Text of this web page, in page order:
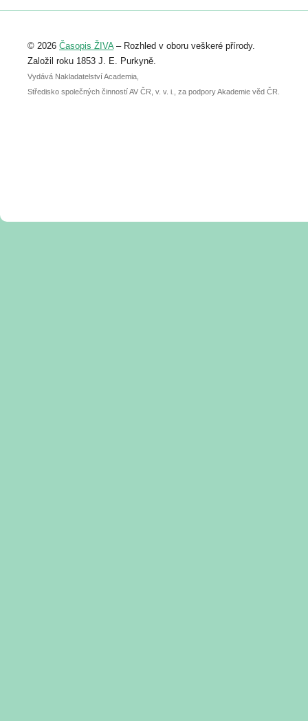
Registrovat se můžete do 6. září.
abstraktu přihlášené přednášky nebo
posteru je už 30. června.
© 2026 Časopis ŽIVA– Rozhled v oboru veškeré přírody.
Založil roku 1853 J. E. Purkyně.
Vydává Nakladatelství Academia,
Středisko společných činností AV ČR, v. v. i., za podpory Akademie věd ČR.